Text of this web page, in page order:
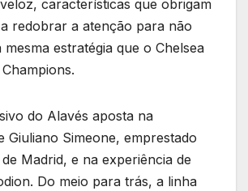
características que obrigam
redobrar a atenção para não
estratégia que o Chelsea
do Alavés aposta na
Giuliano Simeone, emprestado
Madrid, e na experiência de
Do meio para trás, a linha